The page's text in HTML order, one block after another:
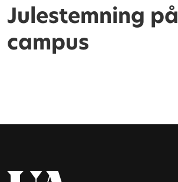
Julestemning på
campus